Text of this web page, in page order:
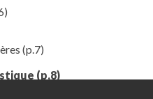
(p.7)
(p.8)